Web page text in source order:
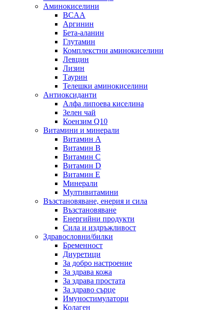
Аминокиселини
BCAA
Аргинин
Бета-аланин
Глутамин
Комплекстни аминокиселини
Левцин
Лизин
Таурин
Телешки аминокиселини
Антиоксиданти
Алфа липоева киселина
Зелен чай
Коензим Q10
Витамини и минерали
Витамин А
Витамин B
Витамин C
Витамин D
Витамин E
Минерали
Мултивитамини
Възстановяване, енерия и сила
Възстановяване
Енергийни продукти
Сила и издръжливост
Здравословни/билки
Бременност
Диуретици
За добро настроение
За здрава кожа
За здрава простата
За здраво сърце
Имуностимулатори
Колаген